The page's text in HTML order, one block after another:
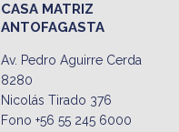
CASA MATRIZ
ANTOFAGASTA
Av. Pedro Aguirre Cerda
8280
Nicolás Tirado 376
Fono +56 55 245 6000